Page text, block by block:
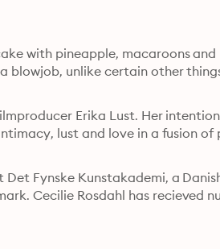
with pineapple, macaroons and
blowjob, unlike certain other
Erika Lust. Her
lust and love in a fusion of
Fynske Kunstakademi, a
Cecilie Rosdahl has recieved